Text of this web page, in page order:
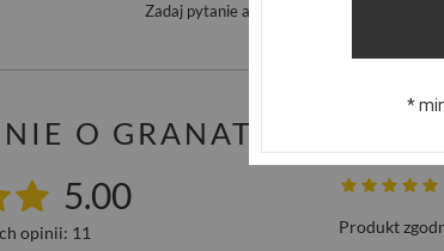
Zadaj pytanie a my odpowiemy
O GRANATOWA
5.00
opinii: 11 Produkt
*